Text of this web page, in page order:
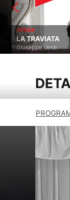
OPERA
LA TRAVIATA
Giuseppe Verdi